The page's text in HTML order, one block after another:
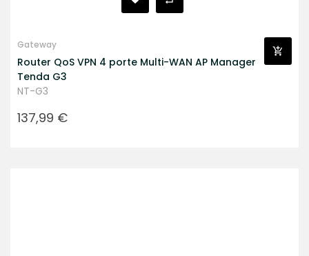
Gateway
Router QoS VPN 4 porte Multi-WAN AP Manager
Tenda G3
NT-G3
Prezzo
137,99 €